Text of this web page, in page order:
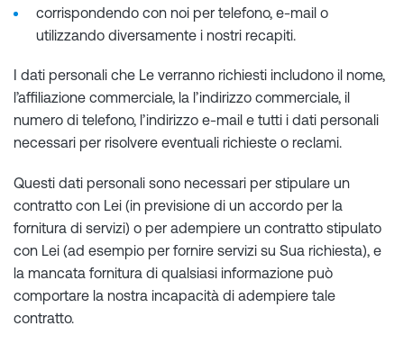
corrispondendo con noi per telefono, e-mail o
utilizzando diversamente i nostri recapiti.
I dati personali che Le verranno richiesti includono il nome,
l’affiliazione commerciale, la l’indirizzo commerciale, il
numero di telefono, l’indirizzo e-mail e tutti i dati personali
necessari per risolvere eventuali richieste o reclami.
Questi dati personali sono necessari per stipulare un
contratto con Lei (in previsione di un accordo per la
fornitura di servizi) o per adempiere un contratto stipulato
con Lei (ad esempio per fornire servizi su Sua richiesta), e
la mancata fornitura di qualsiasi informazione può
comportare la nostra incapacità di adempiere tale
contratto.